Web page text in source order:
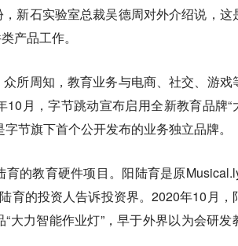
新石实验室总裁吴德周对外介绍说，这
产品工作。
所周知，教育业务与电商、社交、游戏
月，字节跳动宣布启用全新教育品牌“
节旗下首个公开发布的业务独立品牌。
的教育硬件项目。阳陆育是原
育的投资人告诉投资界。2020年10月，
大力智能作业灯”，早于外界以为会研发